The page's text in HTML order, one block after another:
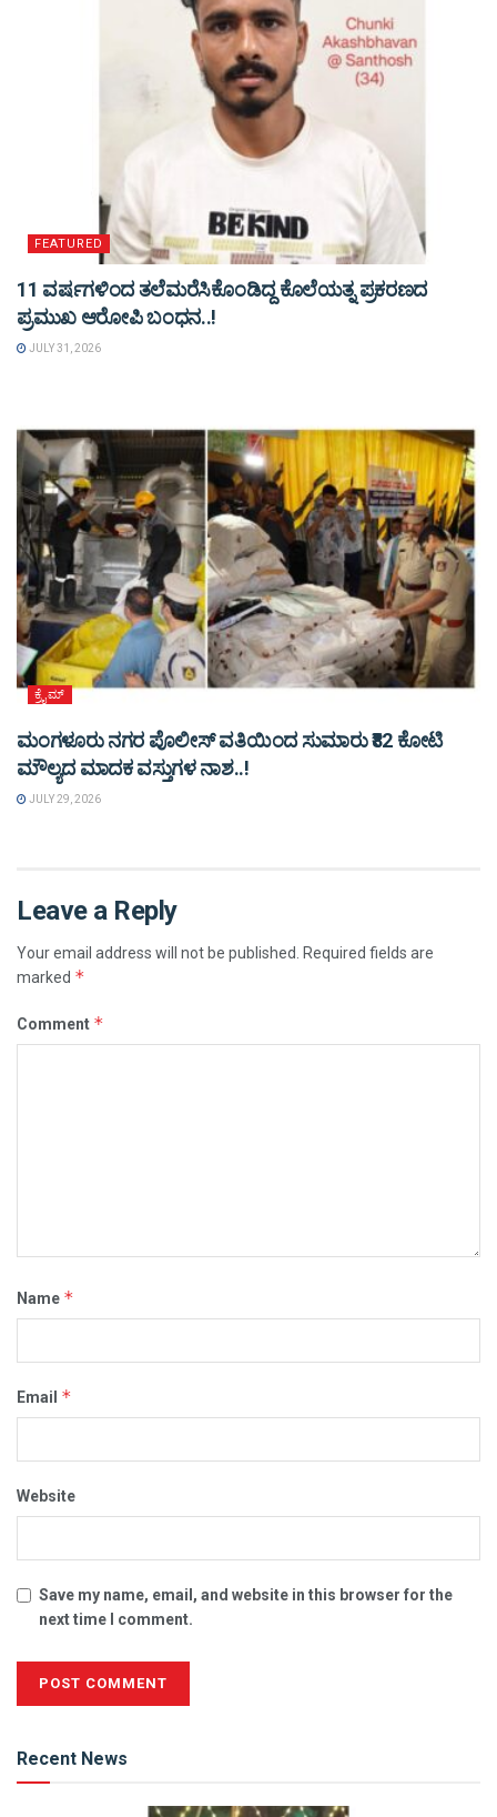
FEATURED
11 ವರ್ಷಗಳಿಂದ ತಲೆಮರೆಸಿಕೊಂಡಿದ್ದ ಕೊಲೆಯತ್ನ ಪ್ರಕರಣದ
ಪ್ರಮುಖ ಆರೋಪಿ ಬಂಧನ..!
JULY 31, 2026
ಕ್ರೈಮ್
ಮಂಗಳೂರು ನಗರ ಪೊಲೀಸ್ ವತಿಯಿಂದ ಸುಮಾರು ₹82 ಕೋಟಿ
ಮೌಲ್ಯದ ಮಾದಕ ವಸ್ತುಗಳ ನಾಶ..!
JULY 29, 2026
Leave a Reply
Your email address will not be published.
Required fields are
marked *
Comment *
Name *
Email *
Website
Save my name, email, and website in this browser for the
next time I comment.
Recent News